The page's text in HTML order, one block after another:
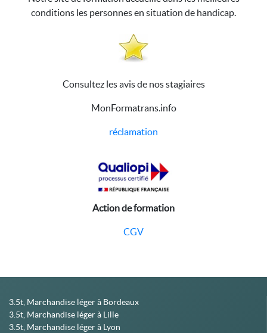
conditions les personnes en situation de handicap.
Consultez les avis de nos stagiaires
MonFormatrans.info
réclamation
Action de formation
CGV
3.5t, Marchandise léger à Bordeaux
3.5t, Marchandise léger à Lille
3.5t, Marchandise léger à Lyon